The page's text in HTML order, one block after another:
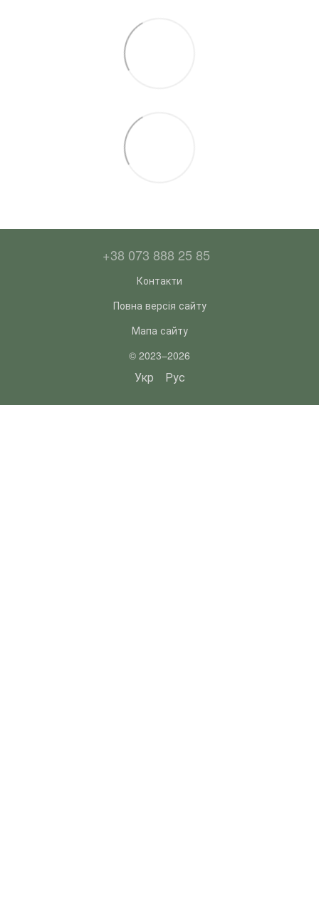
+38 073 888 25 85
Контакти
Повна версія сайту
Мапа сайту
© 2023–2026
Укр Рус